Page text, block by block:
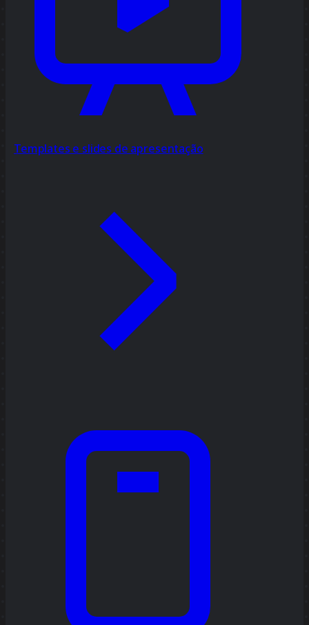
Templates e slides de apresentação